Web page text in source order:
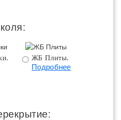
ЖБ Плиты.
Подробнее